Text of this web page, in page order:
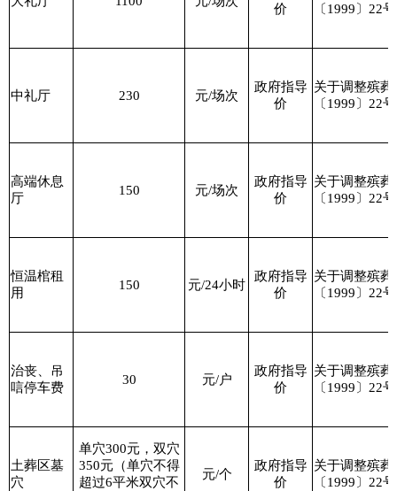
价 〔 1999 〕 22号
中礼厅 230 元/场次
政府指导
价
关于调整殡
〔 1999 〕 22号
高端休息
厅
150 元/场次
政府指导
价
关于调整殡
〔 1999 〕 22号
恒温棺租
用
150 元/24小时
政府指导
价
关于调整殡
〔 1999 〕 22号
治丧、吊
唁停车费
30 元/户
政府指导
价
关于调整殡
〔 1999 〕 22号
土葬区墓
穴
单穴300元，双穴
350元（单穴不得
超过6平米双穴不
元/个
政府指导
价
关于调整殡
〔 1999 〕 22号